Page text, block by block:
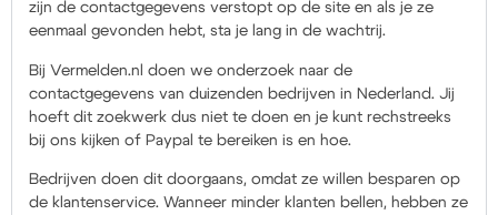
zijn de contactgegevens verstopt op de site en als je ze
eenmaal gevonden hebt, sta je lang in de wachtrij.
Bij Vermelden.nl doen we onderzoek naar de
contactgegevens van duizenden bedrijven in Nederland. Jij
hoeft dit zoekwerk dus niet te doen en je kunt rechstreeks
bij ons kijken of Paypal te bereiken is en hoe.
Bedrijven doen dit doorgaans, omdat ze willen besparen op
de klantenservice. Wanneer minder klanten bellen, hebben ze